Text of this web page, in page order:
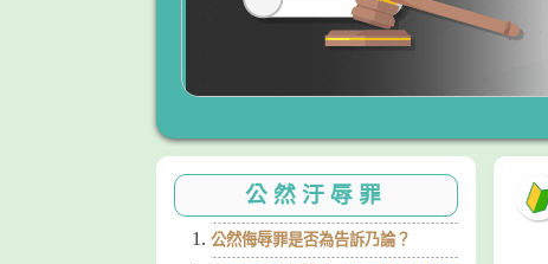
公然汙辱罪
公然侮辱罪是否為告訴乃論？